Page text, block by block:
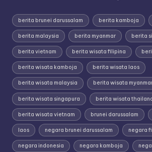
berita brunei darussalam berita kamboja
berita malaysia berita myanmar berita
berita vietnam berita wisata filipina
berita wisata kamboja berita wisata laos
berita wisata malaysia berita wisata
berita wisata singapura berita wisata
berita wisata vietnam brunei darussalam
laos negara brunei darussalam negara
negara indonesia negara kamboja